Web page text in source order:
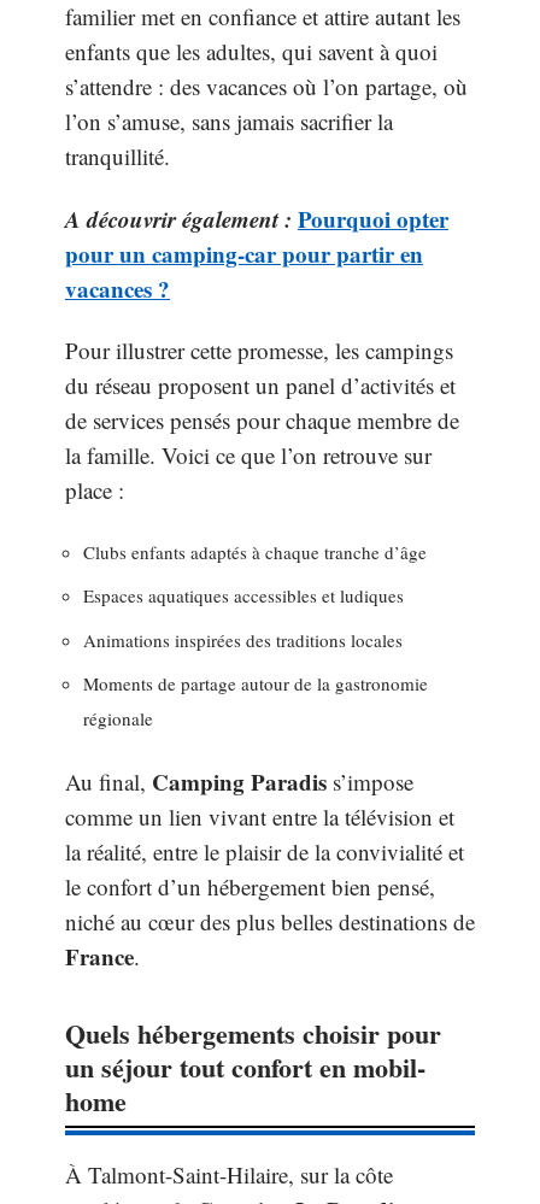
familier met en confiance et attire autant les
enfants que les adultes, qui savent à quoi
s’attendre : des vacances où l’on partage, où
l’on s’amuse, sans jamais sacrifier la
tranquillité.
A découvrir également : Pourquoi opter
pour un camping-car pour partir en
vacances ?
Pour illustrer cette promesse, les campings
du réseau proposent un panel d’activités et
de services pensés pour chaque membre de
la famille. Voici ce que l’on retrouve sur
place :
Clubs enfants adaptés à chaque tranche d’âge
Espaces aquatiques accessibles et ludiques
Animations inspirées des traditions locales
Moments de partage autour de la gastronomie
régionale
Au final, Camping Paradis s’impose
comme un lien vivant entre la télévision et
la réalité, entre le plaisir de la convivialité et
le confort d’un hébergement bien pensé,
niché au cœur des plus belles destinations de
France.
Quels hébergements choisir pour
un séjour tout confort en mobil-
home
À Talmont-Saint-Hilaire, sur la côte